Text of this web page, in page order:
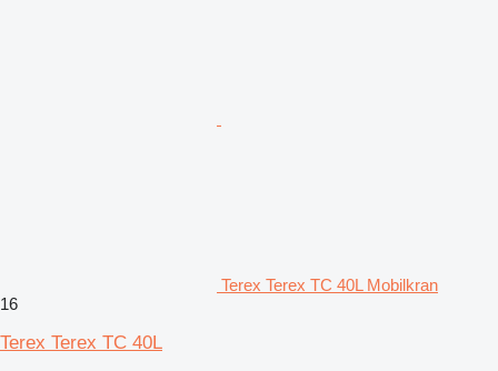
Terex Terex TC 40L Mobilkran
16
Terex Terex TC 40L